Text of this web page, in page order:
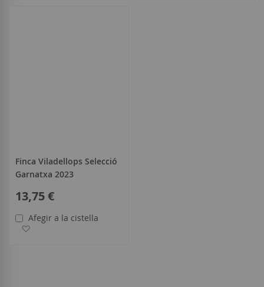
Finca Viladellops Selecció
Garnatxa 2023
13,75 €
Afegir a la cistella